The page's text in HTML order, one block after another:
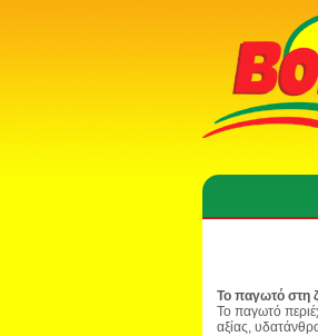
Το παγωτό στη
Το παγωτό
αξίας,